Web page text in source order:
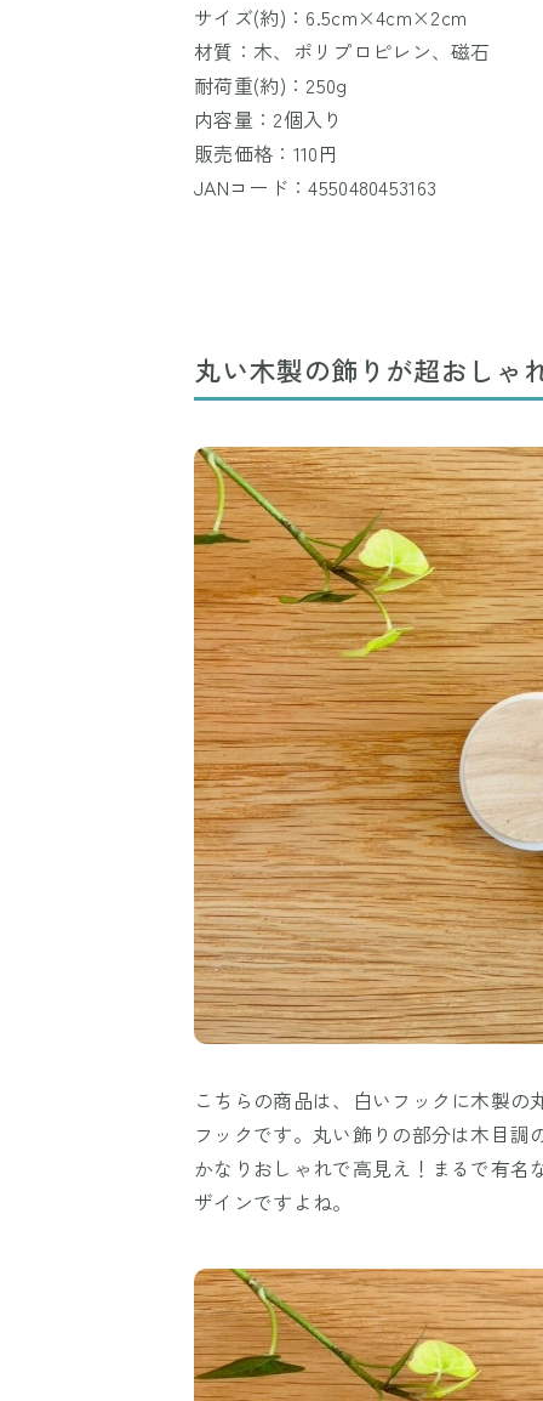
サイズ(約)：6.5cm×4cm×2cm
材質：木、ポリプロピレン、磁石
耐荷重(約)：250g
内容量：2個入り
販売価格：110円
JANコード：4550480453163
丸い木製の飾りが超おしゃ
こちらの商品は、白いフックに木製
フックです。丸い飾りの部分は木目
かなりおしゃれで高見え！まるで有
ザインですよね。